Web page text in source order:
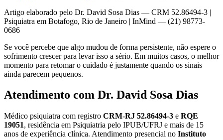
Artigo elaborado pelo Dr. David Sosa Dias — CRM 52.86494-3 |
Psiquiatra em Botafogo, Rio de Janeiro | InMind — (21) 98773-
0686
Se você percebe que algo mudou de forma persistente, não espere o
sofrimento crescer para levar isso a sério. Em muitos casos, o melhor
momento para retomar o cuidado é justamente quando os sinais
ainda parecem pequenos.
Atendimento com Dr. David Sosa Dias
Médico psiquiatra com registro CRM-RJ 52.86494-3 e RQE
19051, residência em Psiquiatria pelo IPUB/UFRJ e mais de 15
anos de experiência clínica. Atendimento presencial no Instituto